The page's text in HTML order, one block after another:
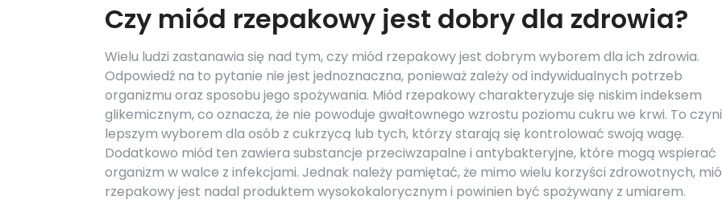
Czy miód rzepakowy jest dobry dla zdrowia?
Wielu ludzi zastanawia się nad tym, czy miód rzepakowy jest dobrym wyborem dla ich zdrowia.
Odpowiedź na to pytanie nie jest jednoznaczna, ponieważ zależy od indywidualnych potrzeb
organizmu oraz sposobu jego spożywania. Miód rzepakowy charakteryzuje się niskim indeksem
glikemicznym, co oznacza, że nie powoduje gwałtownego wzrostu poziomu cukru we krwi. To
lepszym wyborem dla osób z cukrzycą lub tych, którzy starają się kontrolować swoją wagę.
Dodatkowo miód ten zawiera substancje przeciwzapalne i antybakteryjne, które mogą wspierać
organizm w walce z infekcjami. Jednak należy pamiętać, że mimo wielu korzyści zdrowotnych,
rzepakowy jest nadal produktem wysokokalorycznym i powinien być spożywany z umiarem.